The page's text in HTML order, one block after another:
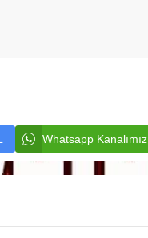
Whatsapp Kanalımız